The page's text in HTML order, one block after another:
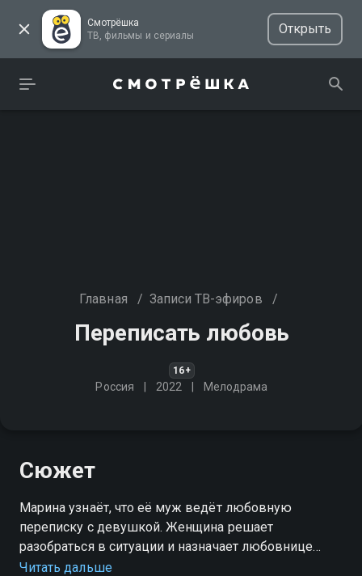
Смотрёшка
ТВ, фильмы и сериалы
Открыть
Главная / Записи ТВ-эфиров /
Переписать любовь
16+
Россия 2022 Мелодрама
Сюжет
Марина узнаёт, что её муж ведёт любовную
переписку с девушкой. Женщина решает
разобраться в ситуации и назначает любовнице
супруга свидание. Но, придя на встречу, вместо
Читать дальше